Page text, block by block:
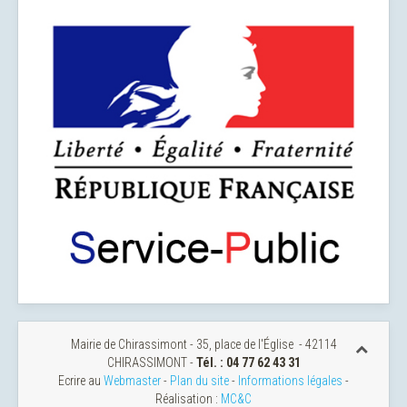
Mairie de Chirassimont - 35, place de l'Église - 42114
CHIRASSIMONT -Tél. : 04 77 62 43 31
Ecrire au Webmaster- Plan du site- Informations légales -
Réalisation : MC&C